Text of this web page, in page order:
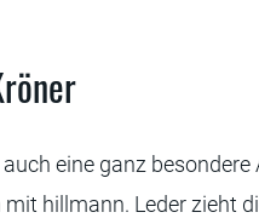
eine ganz
hillmann. Leder zieht